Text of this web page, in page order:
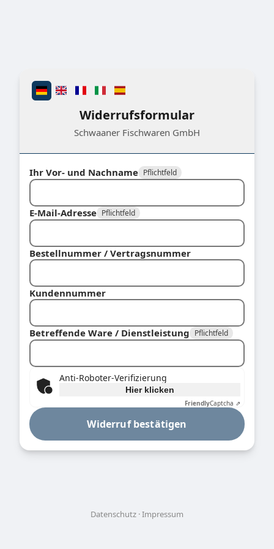
Widerrufsformular
Schwaaner Fischwaren GmbH
Ihr Vor- und Nachname Pflichtfeld
E-Mail-Adresse Pflichtfeld
Bestellnummer / Vertragsnummer
Kundennummer
Betreffende Ware / Dienstleistung Pflichtfeld
Anti-Roboter-Verifizierung
Hier klicken
FriendlyCaptcha ⇗
Widerruf bestätigen
Datenschutz Impressum